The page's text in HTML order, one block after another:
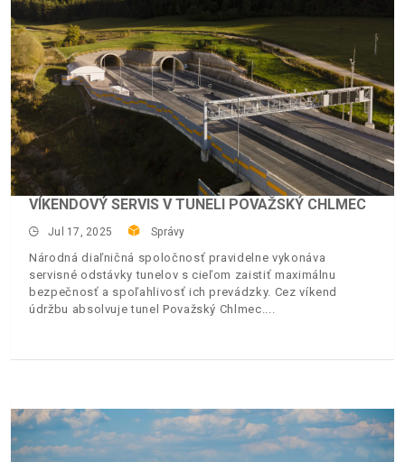
VÍKENDOVÝ SERVIS V TUNELI POVAŽSKÝ CHLMEC
Jul 17, 2025 Správy
Národná diaľničná spoločnosť pravidelne vykonáva
servisné odstávky tunelov s cieľom zaistiť maximálnu
bezpečnosť a spoľahlivosť ich prevádzky. Cez víkend
údržbu absolvuje tunel Považský Chlmec.